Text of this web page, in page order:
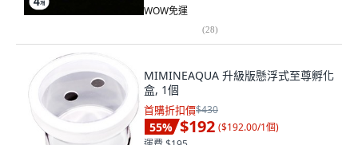
WOW免運
(28)
MIMINEAQUA 升級版懸浮式至尊孵化
盒, 1個
首購折扣價$430
55% $192 ($192.00/1個)